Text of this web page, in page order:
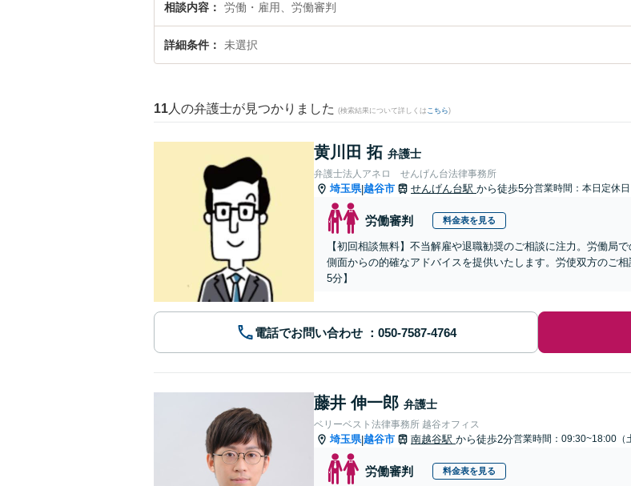
相談内容 労働・雇用、労働審判
詳細条件 未選択
11 人の弁護士が見つかりました (検索結果について詳しくは こちら)
黄川田 拓 弁護士
弁護士法人アネロ せんげん台法律事務所
埼玉県|越谷市 せんげん台駅 から徒歩5分営業時間：本日定休日
労働審判 料金表を見る
【初回相談無料】不当解雇や退職勧奨のご相談に注力。労働局
側面からの的確なアドバイスを提供いたします。労使双方のご
5分】
電話でお問い合わせ
藤井 伸一郎 弁護士
ベリーベスト法律事務所 越谷オフィス
埼玉県|越谷市 南越谷駅 から徒歩2分営業時間：09:30~18:00（
労働審判 料金表を見る